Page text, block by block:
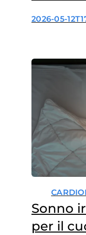
italiani?
2026-05-
Sonno
per il